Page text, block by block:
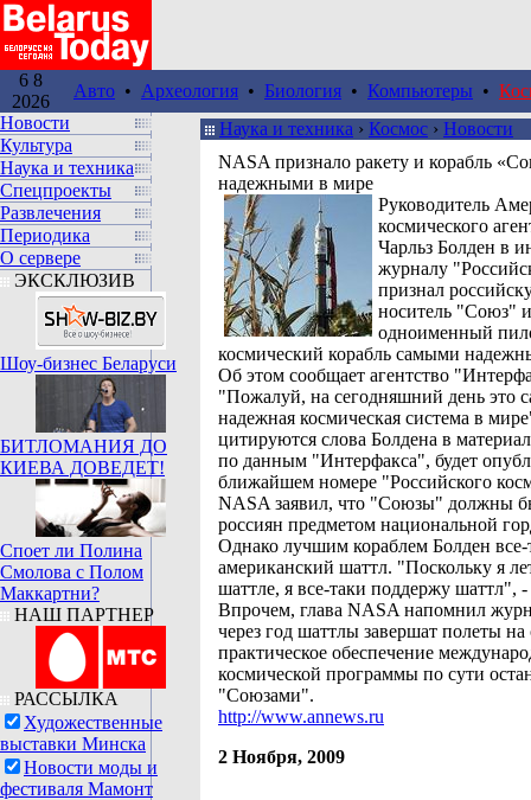
6 8
2026
Авто • Археология • Биология • Компьютеры •
Новости
Культура
Наука и техника
Спецпроекты
Развлечения
Периодика
О сервере
ЭКСКЛЮЗИВ
Шоу-бизнес Беларуси
БИТЛОМАНИЯ ДО
КИЕВА ДОВЕДЕТ!
Споет ли Полина
Смолова с Полом
Маккартни?
НАШ ПАРТНЕР
РАССЫЛКА
Художественные
выставки Минска
Новости моды и
фестиваля Мамонт
Наука и техника › Космос › Новости
NASA признало ракету и корабль
надежными в мире
Руководитель
космического
Чарльз Болден в
журналу
признал
носитель "Союз" и
одноименный
космический корабль самыми
Об этом сообщает агентство
"Пожалуй, на сегодняшний день это
надежная космическая система в
цитируются слова Болдена в
по данным "Интерфакса", будет
ближайшем номере "Российского
NASA заявил, что "Союзы" должны
россиян предметом национальной
Однако лучшим кораблем Болден все-
американский шаттл. "Поскольку я
шаттле, я все-таки поддержу шаттл", -
Впрочем, глава NASA напомнил
через год шаттлы завершат полеты на
практическое обеспечение
космической программы по сути
"Союзами".
http://www.annews.ru
2 Ноября, 2009